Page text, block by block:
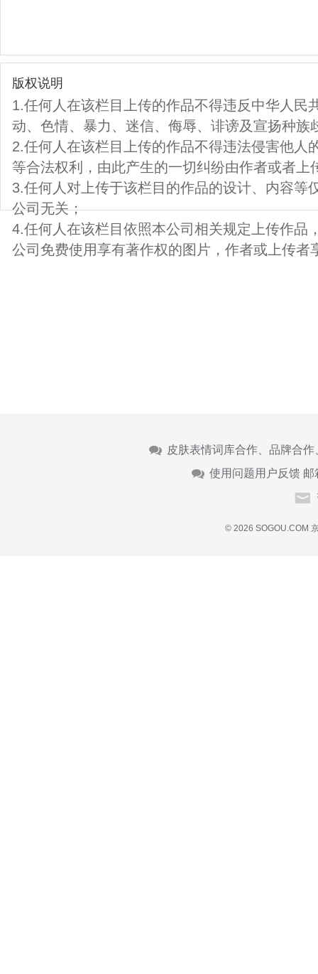
版权说明
1.任何人在该栏目上传的作品不得违反中华人民
动、色情、暴力、迷信、侮辱、诽谤及宣扬种族
2.任何人在该栏目上传的作品不得违法侵害他人
等合法权利，由此产生的一切纠纷由作者或者上
3.任何人对上传于该栏目的作品的设计、内容等
公司无关；
4.任何人在该栏目依照本公司相关规定上传作品
公司免费使用享有著作权的图片，作者或上传者
皮肤表情词库合作、品牌合
使用问题用户反馈 邮
© 2026 SOGOU.COM